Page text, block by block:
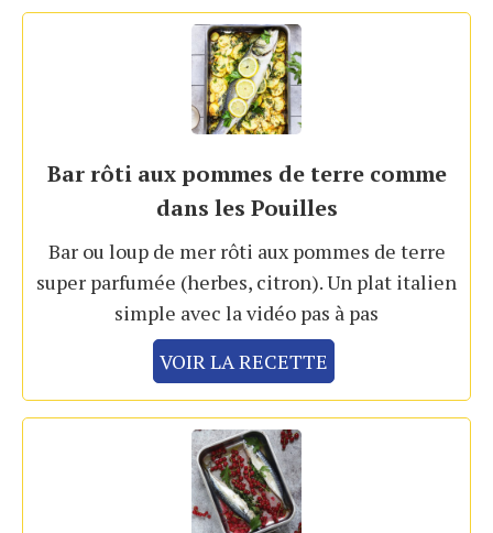
Bar rôti aux pommes de terre comme
dans les Pouilles
Bar ou loup de mer rôti aux pommes de terre
super parfumée (herbes, citron). Un plat italien
simple avec la vidéo pas à pas
VOIR LA RECETTE